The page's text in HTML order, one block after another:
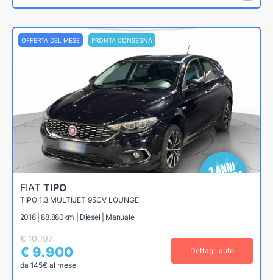
OFFERTA DEL MESE PRONTA CONSEGNA
FIAT TIPO
TIPO 1.3 MULTIJET 95CV LOUNGE
2018 | 88.880km | Diesel | Manuale
€ 10.197
€ 9.900
da 145€ al mese
Dettagli auto